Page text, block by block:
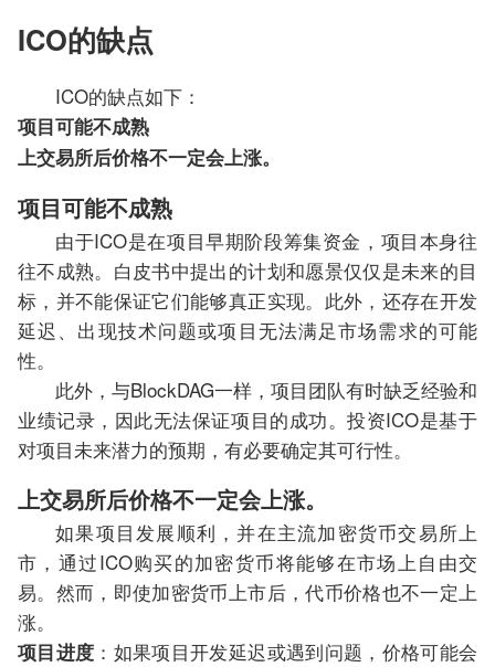
ICO的缺点
ICO的缺点如下：
项目可能不成熟
上交易所后价格不一定会上涨。
项目可能不成熟
由于ICO是在项目早期阶段筹集资金，项目本身往
往不成熟。白皮书中提出的计划和愿景仅仅是未来的目
标，并不能保证它们能够真正实现。此外，还存在开发
延迟、出现技术问题或项目无法满足市场需求的可能
性。
此外，与BlockDAG一样，项目团队有时缺乏经验和
业绩记录，因此无法保证项目的成功。投资ICO是基于
对项目未来潜力的预期，有必要确定其可行性。
上交易所后价格不一定会上涨。
如果项目发展顺利，并在主流加密货币交易所上
市，通过ICO购买的加密货币将能够在市场上自由交
易。然而，即使加密货币上市后，代币价格也不一定上
涨。
项目进度 ：如果项目开发延迟或遇到问题，价格可能会